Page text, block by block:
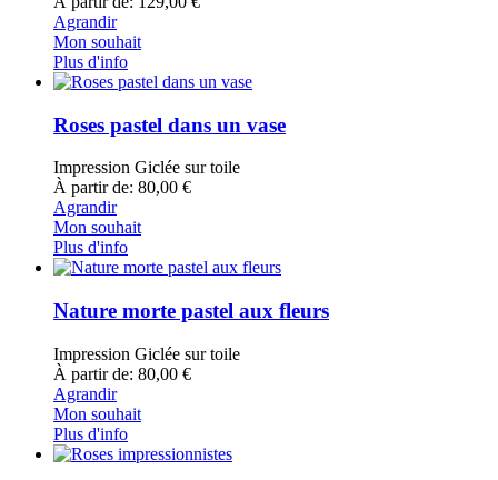
Agrandir
Mon souhait
Plus d'info
Roses pastel dans un vase
Impression Giclée sur toile
À partir de: 80,00 €
Agrandir
Mon souhait
Plus d'info
Nature morte pastel aux fleurs
Impression Giclée sur toile
À partir de: 80,00 €
Agrandir
Mon souhait
Plus d'info